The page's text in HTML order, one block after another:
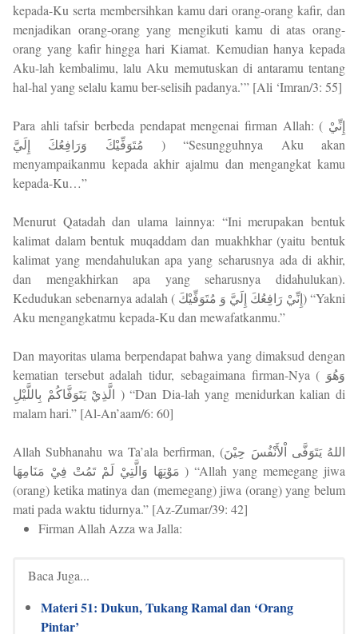
kepada-Ku serta membersihkan kamu dari orang-orang kafir, dan
menjadikan orang-orang yang mengikuti kamu di atas orang-
orang yang kafir hingga hari Kiamat. Kemudian hanya kepada
Aku-lah kembalimu, lalu Aku memutuskan di antaramu tentang
hal-hal yang selalu kamu ber-selisih padanya.’” [Ali ‘Imran/3: 55]
Para ahli tafsir berbeda pendapat mengenai firman Allah: ( إِنِّيْ
مُتَوَفِّيْكَ وَرَافِعُكَ إِلَيَّ ) “Sesungguhnya Aku akan
menyampaikanmu kepada akhir ajalmu dan mengangkat kamu
kepada-Ku…”
Menurut Qatadah dan ulama lainnya: “Ini merupakan bentuk
kalimat dalam bentuk muqaddam dan muakhkhar (yaitu bentuk
kalimat yang mendahulukan apa yang seharusnya ada di akhir,
dan mengakhirkan apa yang seharusnya didahulukan).
Kedudukan sebenarnya adalah ( إِنِّيْ رَافِعُكَ إِلَيَّ وَ مُتَوَفِّيْكَ) “Yakni
Aku mengangkatmu kepada-Ku dan mewafatkanmu.”
Dan mayoritas ulama berpendapat bahwa yang dimaksud dengan
kematian tersebut adalah tidur, sebagaimana firman-Nya ( وَهُوَ
الَّذِيْ يَتَوَفَّاكُمْ بِاللَّيْلِ ) “Dan Dia-lah yang menidurkan kalian di
malam hari.” [Al-An’aam/6: 60]
Allah Subhanahu wa Ta’ala berfirman, (اللهُ يَتَوَفَّى اْلأَنْفُسَ حِيْنَ
مَوْتِهَا وَالَّتِيْ لَمْ تَمُتْ فِيْ مَنَامِهَا ) “Allah yang memegang jiwa
(orang) ketika matinya dan (memegang) jiwa (orang) yang belum
mati pada waktu tidurnya.” [Az-Zumar/39: 42]
Firman Allah Azza wa Jalla:
Baca Juga...
Materi 51: Dukun, Tukang Ramal dan ‘Orang
Pintar’